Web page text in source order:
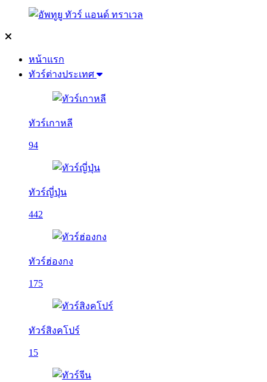
หน้าแรก
ทัวร์ต่างประเทศ
ทัวร์เกาหลี
94
ทัวร์ญี่ปุ่น
442
ทัวร์ฮ่องกง
175
ทัวร์สิงคโปร์
15